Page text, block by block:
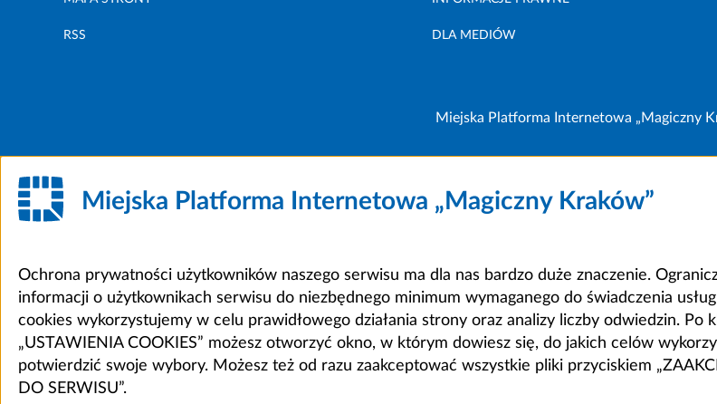
RSS DLA MEDIÓW
Miejska Platforma Internetowa „Magiczny
Miejska Platforma Internetowa „Magiczny Kraków”
Ochrona prywatności użytkowników naszego serwisu ma dla nas bardzo duże znaczenie.
informacji o użytkownikach serwisu do niezbędnego minimum wymaganego do świadczenia
cookies wykorzystujemy w celu prawidłowego działania strony oraz analizy liczby odwiedzin. Po
„USTAWIENIA COOKIES” możesz otworzyć okno, w którym dowiesz się, do jakich celów
potwierdzić swoje wybory. Możesz też od razu zaakceptować wszystkie pliki przyciskiem
DO SERWISU”.